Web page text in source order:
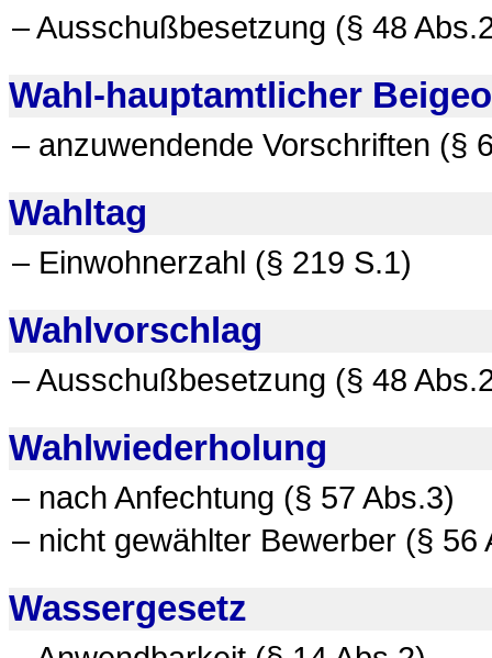
– Ausschußbesetzung (§ 48
Wahl-hauptamtlicher
– anzuwendende Vorschriften (§
Wahltag
– Einwohnerzahl (§ 219 S.1)
Wahlvorschlag
– Ausschußbesetzung (§ 48
Wahlwiederholung
– nach Anfechtung (§ 57 Abs.3)
– nicht gewählter Bewerber (§ 56
Wassergesetz